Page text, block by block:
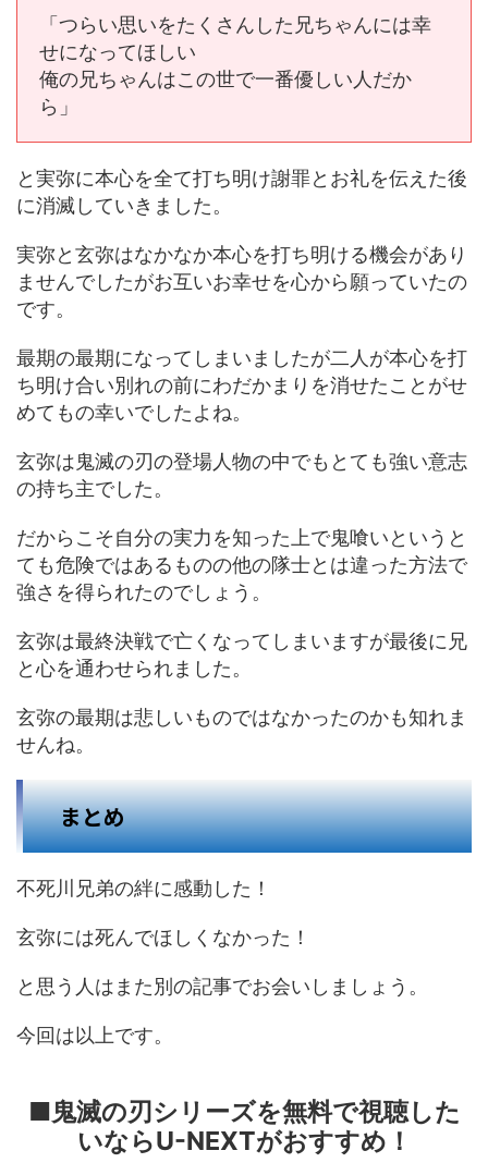
「つらい思いをたくさんした兄ちゃんには幸
せになってほしい
俺の兄ちゃんはこの世で一番優しい人だか
ら」
と実弥に本心を全て打ち明け謝罪とお礼を伝えた後
に消滅していきました。
実弥と玄弥はなかなか本心を打ち明ける機会があり
ませんでしたがお互いお幸せを心から願っていたの
です。
最期の最期になってしまいましたが二人が本心を打
ち明け合い別れの前にわだかまりを消せたことがせ
めてもの幸いでしたよね。
玄弥は鬼滅の刃の登場人物の中でもとても強い意志
の持ち主でした。
だからこそ自分の実力を知った上で鬼喰いというと
ても危険ではあるものの他の隊士とは違った方法で
強さを得られたのでしょう。
玄弥は最終決戦で亡くなってしまいますが最後に兄
と心を通わせられました。
玄弥の最期は悲しいものではなかったのかも知れま
せんね。
まとめ
不死川兄弟の絆に感動した！
玄弥には死んでほしくなかった！
と思う人はまた別の記事でお会いしましょう。
今回は以上です。
■鬼滅の刃シリーズを無料で視聴した
いならU-NEXTがおすすめ！